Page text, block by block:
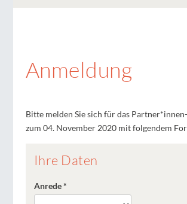
Anmeldung
Bitte melden Sie sich für das
zum 04. November 2020 mit folgendem
Ihre Daten
Anrede*